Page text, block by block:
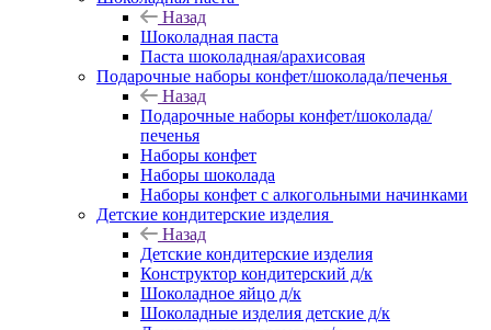
Назад
Шоколадная паста
Паста шоколадная/арахисовая
Подарочные наборы конфет/шоколада/печенья
Назад
Подарочные наборы конфет/шоколада/
печенья
Наборы конфет
Наборы шоколада
Наборы конфет с алкогольными начинками
Детские кондитерские изделия
Назад
Детские кондитерские изделия
Конструктор кондитерский д/к
Шоколадное яйцо д/к
Шоколадные изделия детские д/к